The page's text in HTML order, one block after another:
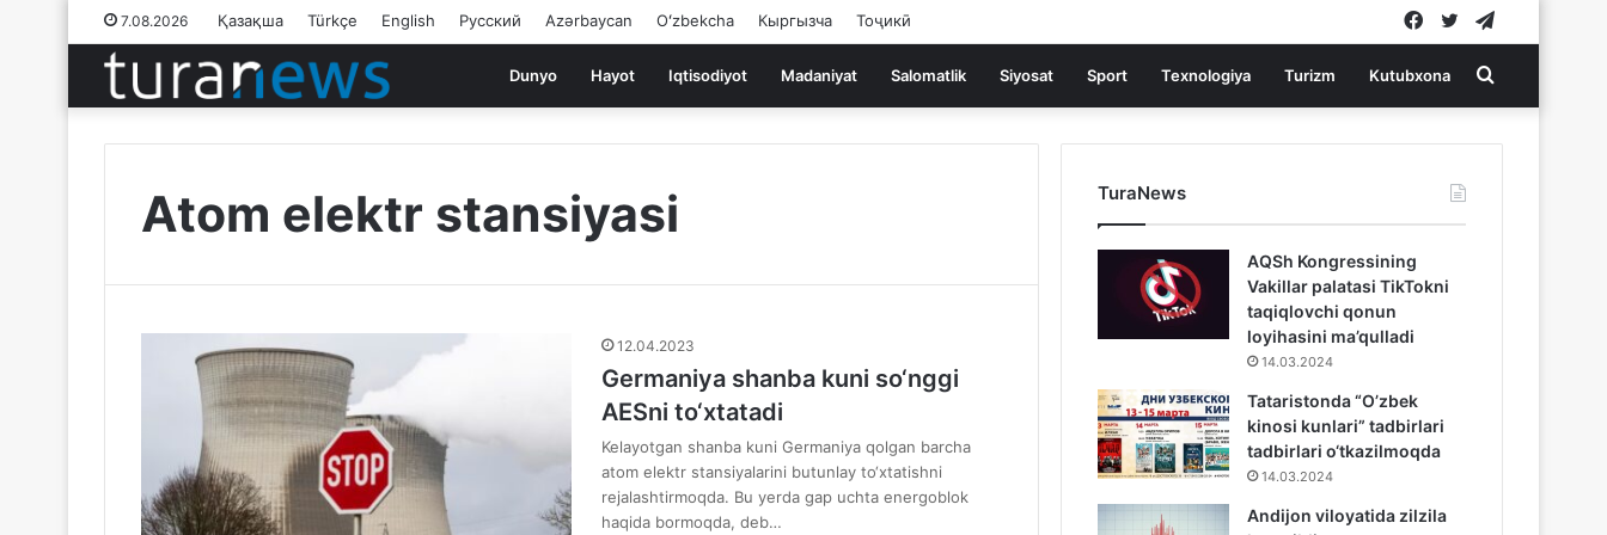
7.08.2026 Қазақша Türkçe English Русский Azərbaycan Oʻzbekcha Кыргызча Тоҷикӣ Twitter
Facebook
Dunyo Hayot Iqtisodiyot Madaniyat Salomatlik Siyosat Sport Texnologiya Turizm Kutubxona Search
for
Atom elektr stansiyasi
12.04.2023
Germaniya shanba kuni so‘nggi
AESni to‘xtatadi
Kelayotgan shanba kuni Germaniya qolgan barcha
atom elektr stansiyalarini butunlay to‘xtatishni
rejalashtirmoqda. Bu yerda gap uchta energoblok
haqida bormoqda, deb…
TuraNews
AQSh Kongressining
Vakillar palatasi TikTokni
taqiqlovchi qonun
loyihasini ma’qulladi
14.03.2024
Tataristonda “O’zbek
kinosi kunlari” tadbirlari
tadbirlari o‘tkazilmoqda
14.03.2024
Andijon viloyatida zilzila